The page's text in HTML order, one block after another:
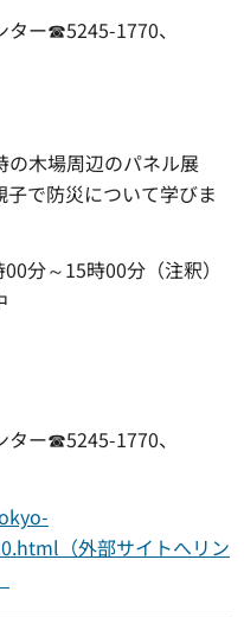
ター☎5245-1770、
の木場周辺のパネル展
で防災について学びま
分～15時00分（注釈）
ター☎5245-1770、
（外部サイトへリン